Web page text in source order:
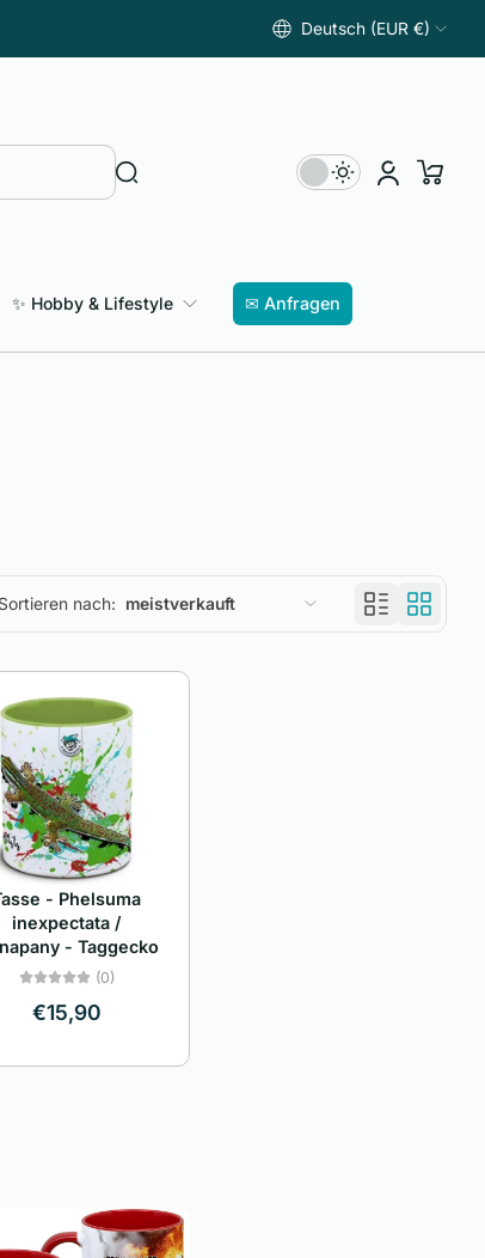
Deutsch (EUR €)
✨ Hobby & Lifestyle ✉ Anfragen
Sortieren nach: meistverkauft
Preis, niedrig nach hoch
Preis, hoch nach niedrig
Datum, neu zu alt
- Phelsuma
inexpectata /
- Taggecko
(0)
€15,90